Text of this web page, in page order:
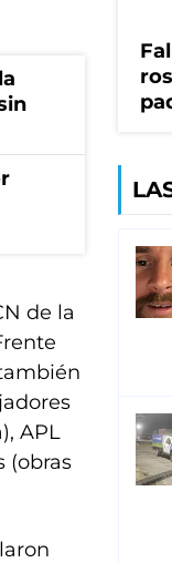
de la
APL
(obras